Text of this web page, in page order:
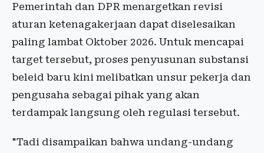
Pemerintah dan DPR menargetkan revisi
aturan ketenagakerjaan dapat diselesaikan
paling lambat Oktober 2026. Untuk mencapai
target tersebut, proses penyusunan substansi
beleid baru kini melibatkan unsur pekerja dan
pengusaha sebagai pihak yang akan
terdampak langsung oleh regulasi tersebut.
"Tadi disampaikan bahwa undang-undang